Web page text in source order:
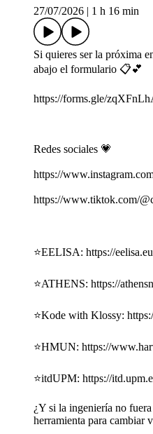
27/07/2026
1 h 16 min
Si quieres ser la próxima
abajo el formulario 📋💕
https://forms.gle/
Redes sociales 💗
https://
https://www.tiktok.com/
⭐️EELISA: https://
⭐️ATHENS: https://
⭐️Kode with Klossy:
⭐️HMUN: https://
⭐️itdUPM: https://
¿Y si la ingeniería no
herramienta para cambiar